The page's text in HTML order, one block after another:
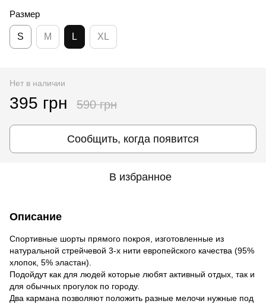
Размер
S M L XL
Нет в наличии
395 грн 590 грн
Сообщить, когда появится
В избранное
Описание
Спортивные шорты прямого покроя, изготовленные из
натуральной стрейчевой 3-х нити европейского качества (95%
хлопок, 5% эластан).
Подойдут как для людей которые любят активный отдых, так и
для обычных прогулок по городу.
Два кармана позволяют положить разные мелочи нужные под